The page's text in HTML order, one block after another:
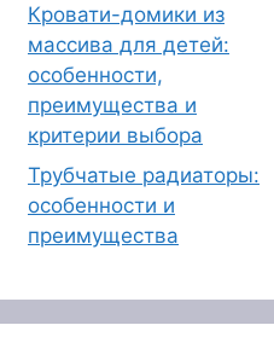
Кровати-домики из
массива для детей:
особенности,
преимущества и
критерии выбора
Трубчатые радиаторы:
особенности и
преимущества